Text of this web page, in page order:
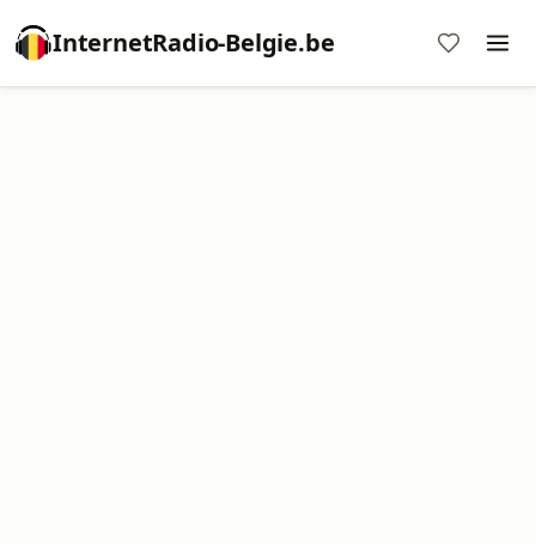
InternetRadio-Belgie.be